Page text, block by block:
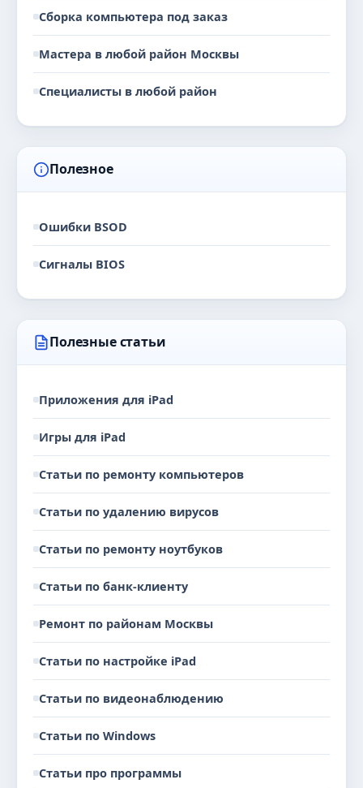
Сборка компьютера под заказ
Мастера в любой район Москвы
Специалисты в любой район
Полезное
Ошибки BSOD
Сигналы BIOS
Полезные статьи
Приложения для iPad
Игры для iPad
Статьи по ремонту компьютеров
Статьи по удалению вирусов
Статьи по ремонту ноутбуков
Статьи по банк-клиенту
Ремонт по районам Москвы
Статьи по настройке iPad
Статьи по видеонаблюдению
Статьи по Windows
Статьи про программы